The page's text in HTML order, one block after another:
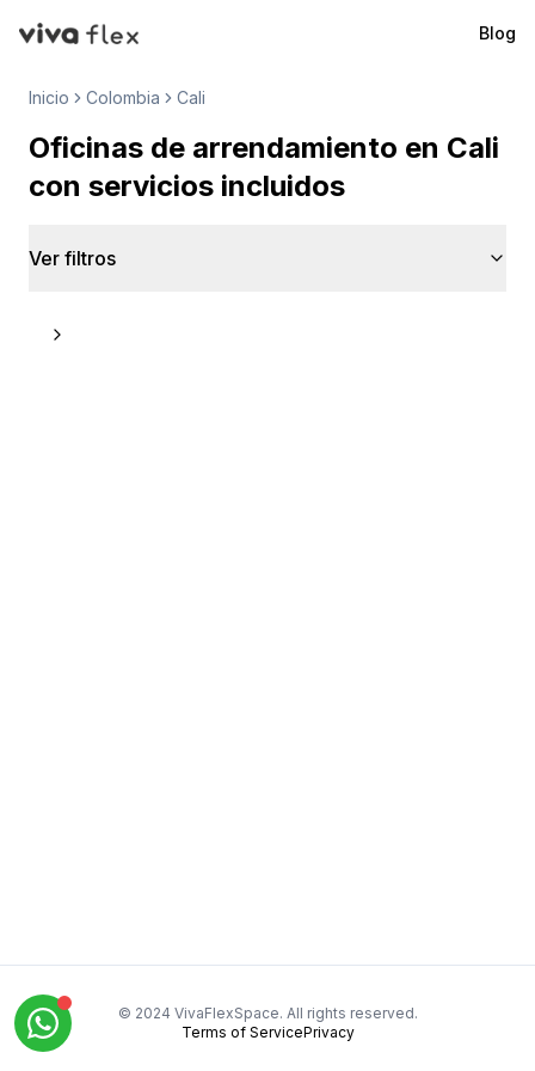
VivaFlex
Blog
Inicio Colombia Cali
Oficinas de arrendamiento en Cali
con servicios incluidos
Ver filtros
© 2024 VivaFlexSpace. All rights reserved.
Terms of ServicePrivacy